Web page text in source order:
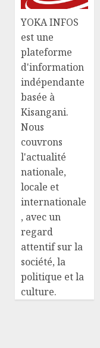
YOKA INFOS
est une
plateforme
d'information
indépendante
basée à
Kisangani.
Nous
couvrons
l'actualité
nationale,
locale et
internationale
, avec un
regard
attentif sur la
société, la
politique et la
culture.